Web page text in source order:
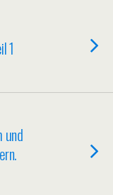
1
und